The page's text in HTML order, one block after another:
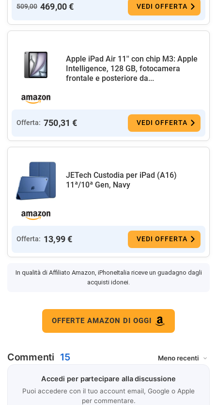
509,00 469,00 € VEDI OFFERTA
Apple iPad Air 11'' con chip M3: Apple
Intelligence, 128 GB, fotocamera
frontale e posteriore da...
Offerta: 750,31 € VEDI OFFERTA
JETech Custodia per iPad (A16)
11ª/10ª Gen, Navy
Offerta: 13,99 € VEDI OFFERTA
In qualità di Affiliato Amazon, iPhoneItalia riceve un guadagno dagli
acquisti idonei.
OFFERTE AMAZON DI OGGI
Commenti 15
Accedi per partecipare alla discussione
Puoi accedere con il tuo account email, Google o Apple
per commentare.